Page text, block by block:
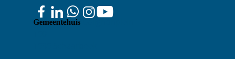
Gemeentehuis